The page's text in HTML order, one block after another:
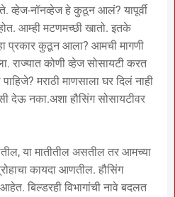
व्हेज-नॉनव्हेज हे कुठून आलं? यापूर्वी
आम्ही मटणमच्छी खातो. इतके
प्रकार कुठून आला? आमची मागणी
राज्यात कोणी व्हेज सोसायटी करत
मराठी माणसाला घर दिलं नाही
देऊ नका.अशा हौसिंग सोसायटीवर
या मातीतील असतील तर आमच्या
कायदा आणतील. हौसिंग
बिल्डरही विभागांची नावे बदलत